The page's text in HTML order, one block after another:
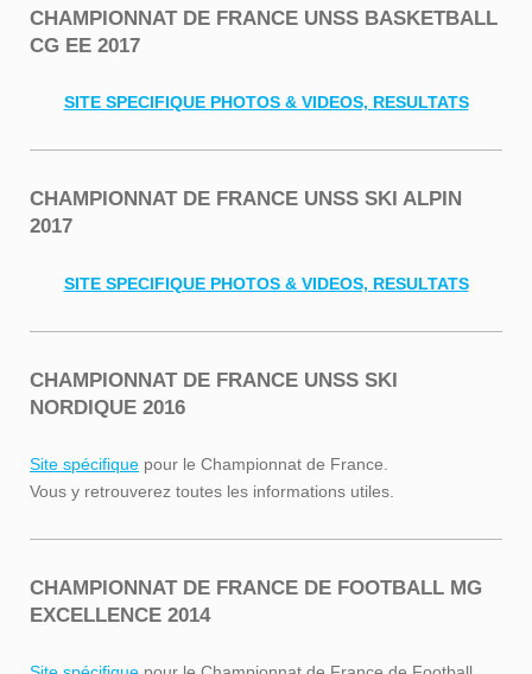
CHAMPIONNAT DE FRANCE UNSS BASKETBALL
CG EE 2017
SITE SPECIFIQUE PHOTOS & VIDEOS, RESULTATS
CHAMPIONNAT DE FRANCE UNSS SKI ALPIN
2017
SITE SPECIFIQUE PHOTOS & VIDEOS, RESULTATS
CHAMPIONNAT DE FRANCE UNSS SKI
NORDIQUE 2016
Site spécifique pour le Championnat de France.
Vous y retrouverez toutes les informations utiles.
CHAMPIONNAT DE FRANCE DE FOOTBALL MG
EXCELLENCE 2014